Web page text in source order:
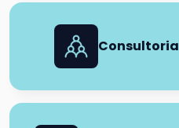
Consultoria